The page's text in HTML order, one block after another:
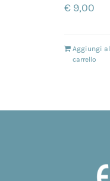
€ 9,00
Aggiungi al
carrello